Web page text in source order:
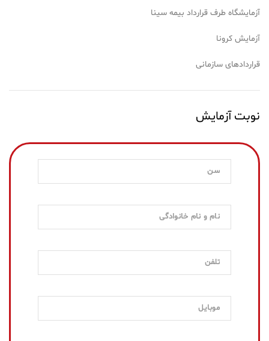
آزمایشگاه طرف قرارداد بیمه سینا
آزمایش کرونا
قراردادهای سازمانی
نوبت آزمایش